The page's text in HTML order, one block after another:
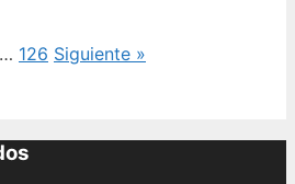
… 126 Siguiente »